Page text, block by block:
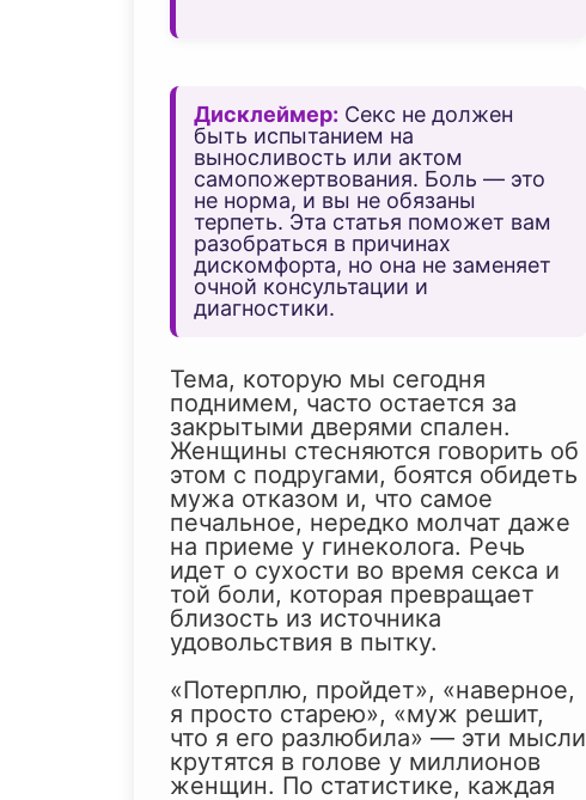
Дисклеймер: Секс не должен
быть испытанием на
выносливость или актом
самопожертвования. Боль — это
не норма, и вы не обязаны
терпеть. Эта статья поможет вам
разобраться в причинах
дискомфорта, но она не заменяет
очной консультации и
диагностики.
Тема, которую мы сегодня
поднимем, часто остается за
закрытыми дверями спален.
Женщины стесняются говорить об
этом с подругами, боятся обидеть
мужа отказом и, что самое
печальное, нередко молчат даже
на приеме у гинеколога. Речь
идет о сухости во время секса и
той боли, которая превращает
близость из источника
удовольствия в пытку.
«Потерплю, пройдет», «наверное,
я просто старею», «муж решит,
что я его разлюбила» — эти мысли
крутятся в голове у миллионов
женщин. По статистике, каждая